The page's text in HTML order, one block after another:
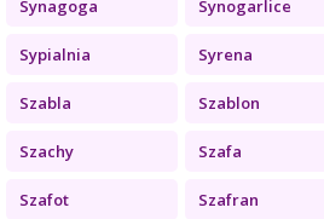
Synagoga Synogarlice
Sypialnia Syrena
Szabla Szablon
Szachy Szafa
Szafot Szafran